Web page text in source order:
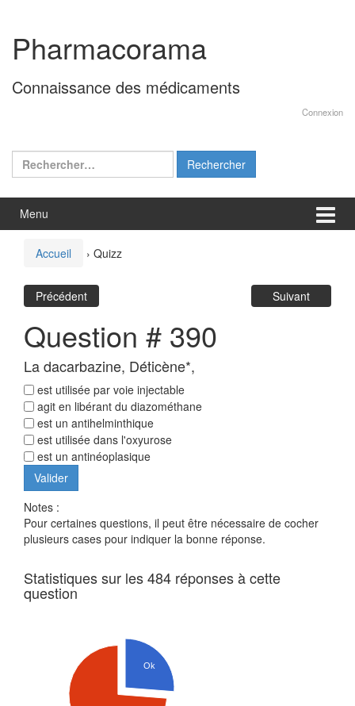
contenu
menu
principal
Pharmacorama
Connaissance des médicaments
Connexion
Rechercher :
Menu
Accueil › Quizz
Précédent Suivant
Question # 390
La dacarbazine, Déticène*,
est utilisée par voie injectable
agit en libérant du diazométhane
est un antihelminthique
est utilisée dans l'oxyurose
est un antinéoplasique
Notes :
Pour certaines questions, il peut être nécessaire de cocher
plusieurs cases pour indiquer la bonne réponse.
Statistiques sur les 484 réponses à cette
question
Ok